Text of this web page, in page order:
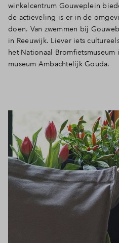
winkelcentrum Gouweplein
de actieveling is er in de
doen. Van zwemmen bij
in Reeuwijk. Liever iets
het Nationaal
museum Ambachtelijk Gouda.